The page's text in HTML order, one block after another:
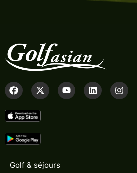
Golf & séjours